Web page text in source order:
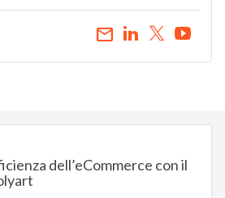
email
dell’eCommerce con il